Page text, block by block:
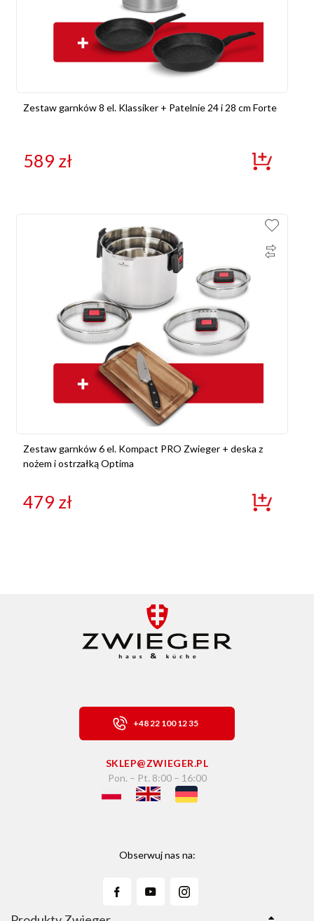
Zestaw garnków 8 el. Klassiker + Patelnie 24 i 28 cm Forte
589 zł
Zestaw garnków 6 el. Kompact PRO Zwieger + deska z
nożem i ostrzałką Optima
479 zł
+48 22 100 12 35
SKLEP@ZWIEGER.PL
Pon. – Pt. 8:00 – 16:00
Obserwuj nas na: